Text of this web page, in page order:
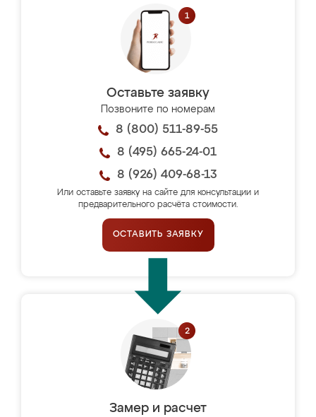
Оставьте заявку
Позвоните по номерам
8 (800) 511-89-55
8 (495) 665-24-01
8 (926) 409-68-13
Или оставьте заявку на сайте для консультации и
предварительного расчёта стоимости.
ОСТАВИТЬ ЗАЯВКУ
Замер и расчет